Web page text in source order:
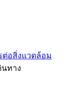
ต่อสิ่งแวดล้อม
นทาง